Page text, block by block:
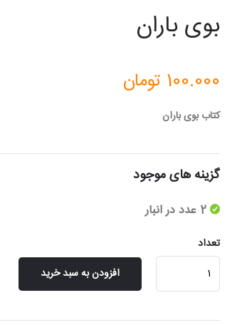
بوی باران
100.000 تومان
کتاب بوی باران
گزینه های موجود
تعداد
بوی
باران
افزودن به سبد خرید